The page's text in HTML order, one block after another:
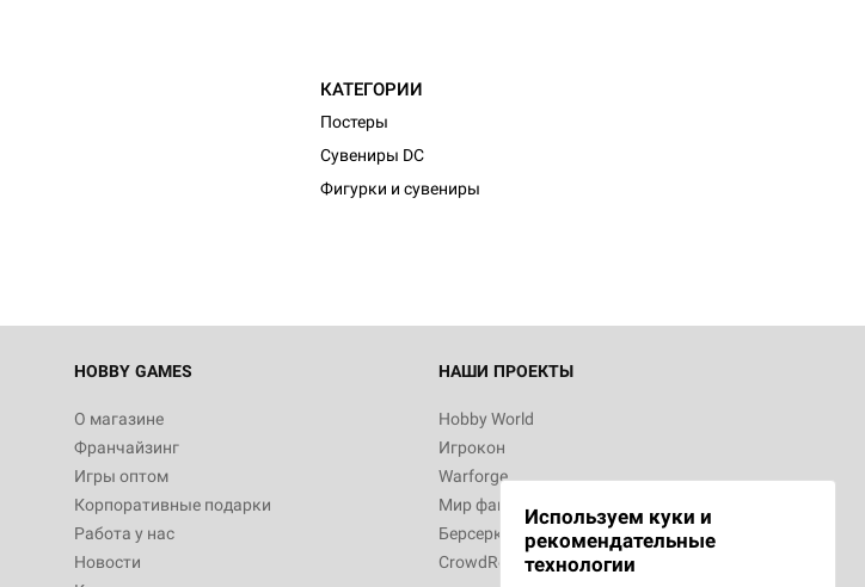
КАТЕГОРИИ
Постеры
Сувениры DC
Фигурки и сувениры
HOBBY GAMES
О магазине
Франчайзинг
Игры оптом
Корпоративные подарки
Работа у нас
Новости
НАШИ ПРОЕКТЫ
Hobby World
Игрокон
Warforge
Мир фантастики
Берсерк
CrowdRepublic
Используем куки и
рекомендательные
технологии
Настольная игра Hobby World Монстры
Белая смерть
12 990
Настольная игра Hobby World Берсерк.
3 490